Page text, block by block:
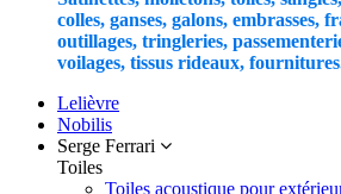
colles, ganses, galons, embrasses,
outillages, tringleries,
voilages, tissus rideaux,
Lelièvre
Nobilis
Serge Ferrari
Toiles
Toiles acoustique pour